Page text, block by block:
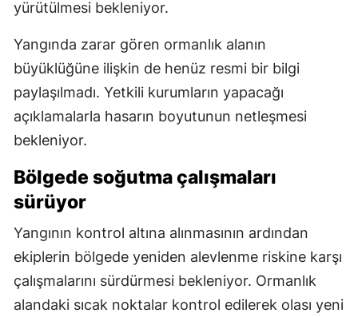
yürütülmesi bekleniyor.
Yangında zarar gören ormanlık alanın
büyüklüğüne ilişkin de henüz resmi bir bilgi
paylaşılmadı. Yetkili kurumların yapacağı
açıklamalarla hasarın boyutunun netleşmesi
bekleniyor.
Bölgede soğutma çalışmaları
sürüyor
Yangının kontrol altına alınmasının ardından
ekiplerin bölgede yeniden alevlenme riskine karşı
çalışmalarını sürdürmesi bekleniyor. Ormanlık
alandaki sıcak noktalar kontrol edilerek olası yeni